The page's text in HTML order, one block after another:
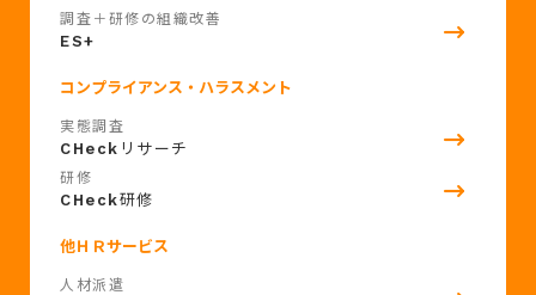
調査＋研修の組織改善
ES+
コンプライアンス・ハラスメント
実態調査
CHeck リサーチ
研修
CHeck研修
他ＨＲサービス
人材派遣